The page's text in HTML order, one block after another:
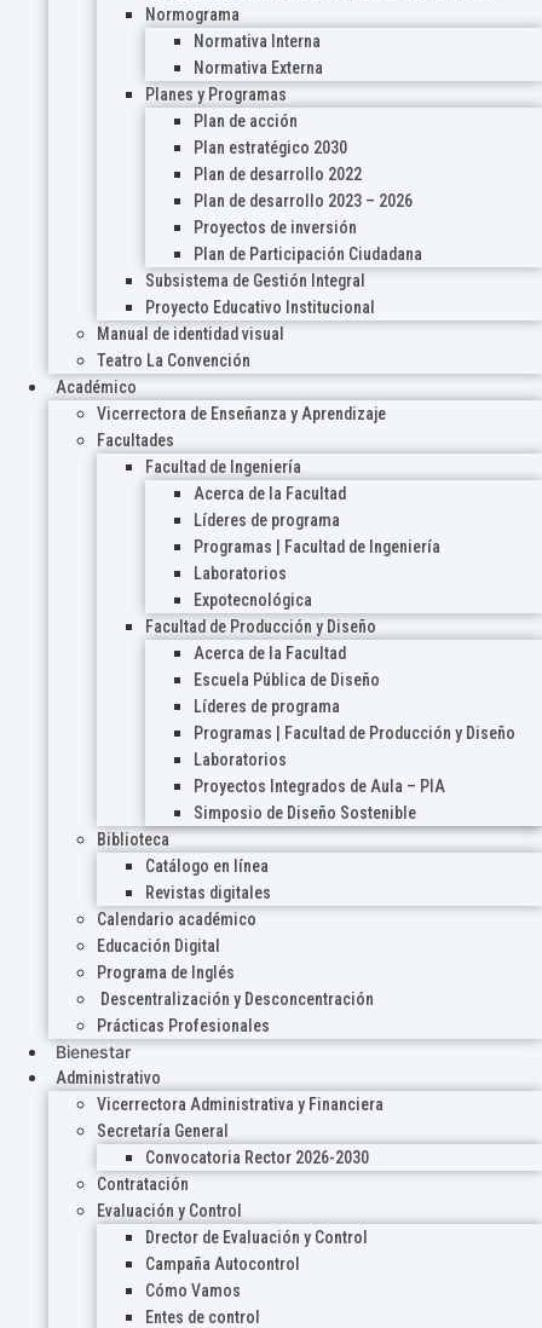
Normograma
Normativa Interna
Normativa Externa
Planes y Programas
Plan de acción
Plan estratégico 2030
Plan de desarrollo 2022
Plan de desarrollo 2023 – 2026
Proyectos de inversión
Plan de Participación Ciudadana
Subsistema de Gestión Integral
Proyecto Educativo Institucional
Manual de identidad visual
Teatro La Convención
Académico
Vicerrectora de Enseñanza y Aprendizaje
Facultades
Facultad de Ingeniería
Acerca de la Facultad
Líderes de programa
Programas | Facultad de Ingeniería
Laboratorios
Expotecnológica
Facultad de Producción y Diseño
Acerca de la Facultad
Escuela Pública de Diseño
Líderes de programa
Programas | Facultad de Producción y Diseño
Laboratorios
Proyectos Integrados de Aula – PIA
Simposio de Diseño Sostenible
Biblioteca
Catálogo en línea
Revistas digitales
Calendario académico
Educación Digital
Programa de Inglés
Descentralización y Desconcentración
Prácticas Profesionales
Bienestar
Administrativo
Vicerrectora Administrativa y Financiera
Secretaría General
Convocatoria Rector 2026-2030
Contratación
Evaluación y Control
Drector de Evaluación y Control
Campaña Autocontrol
Cómo Vamos
Entes de control